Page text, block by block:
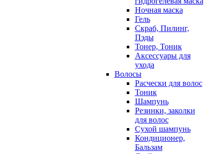
Ночная маска
Гель
Скраб, Пилинг,
Пэды
Тонер, Тоник
Аксессуары для
ухода
Волосы
Расчески для волос
Тоник
Шампунь
Резинки, заколки
для волос
Сухой шампунь
Кондиционер,
Бальзам